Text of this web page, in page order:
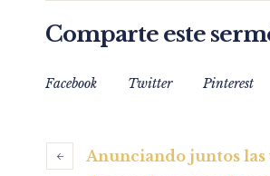
Comparte este
Facebook Twitter Pinterest
Anunciando juntos